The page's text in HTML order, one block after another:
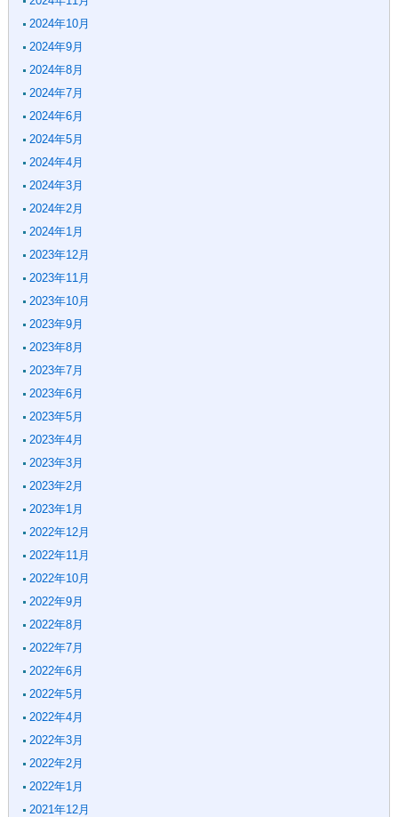
2024年10月
2024年9月
2024年8月
2024年7月
2024年6月
2024年5月
2024年4月
2024年3月
2024年2月
2024年1月
2023年12月
2023年11月
2023年10月
2023年9月
2023年8月
2023年7月
2023年6月
2023年5月
2023年4月
2023年3月
2023年2月
2023年1月
2022年12月
2022年11月
2022年10月
2022年9月
2022年8月
2022年7月
2022年6月
2022年5月
2022年4月
2022年3月
2022年2月
2022年1月
2021年12月